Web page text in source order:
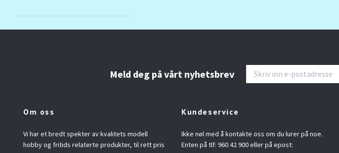
Meld deg på vårt nyhetsbrev
Om oss
Vi har et bredt spekter av kvalitets modell
hobby og fritids relaterte produkter, til rett pris
Kundeservice
Ikke nøl med å kontakte oss om du lurer på noe.
Enten på tlf: 960 42 900 eller på epost: